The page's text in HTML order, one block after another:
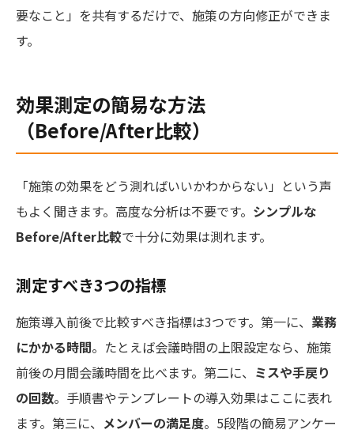
要なこと」を共有するだけで、施策の方向修正ができま
す。
効果測定の簡易な方法
（Before/After比較）
「施策の効果をどう測ればいいかわからない」という声
もよく聞きます。高度な分析は不要です。 シンプルな
Before/After比較で十分に効果は測れます。
測定すべき3つの指標
施策導入前後で比較すべき指標は3つです。第一に、 業務
にかかる時間。たとえば会議時間の上限設定なら、施策
前後の月間会議時間を比べます。第二に、 ミスや手戻り
の回数。手順書やテンプレートの導入効果はここに表れ
ます。第三に、 メンバーの満足度。5段階の簡易アンケー